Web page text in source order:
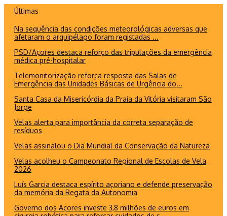
conteúdo
Últimas
Na sequência das condições meteorológicas adversas que
afetaram o arquipélago foram registadas ...
PSD/Açores destaca reforço das tripulações da emergência
médica pré-hospitalar
Telemonitorização reforça resposta das Salas de
Emergência das Unidades Básicas de Urgência do...
Santa Casa da Misericórdia da Praia da Vitória visitaram São
Jorge
Velas alerta para importância da correta separação de
resíduos
Velas assinalou o Dia Mundial da Conservação da Natureza
Velas acolheu o Campeonato Regional de Escolas de Vela
2026
Luís Garcia destaca espírito açoriano e defende preservação
da memória da Regata da Autonomia
Governo dos Açores investe 3,8 milhões de euros em